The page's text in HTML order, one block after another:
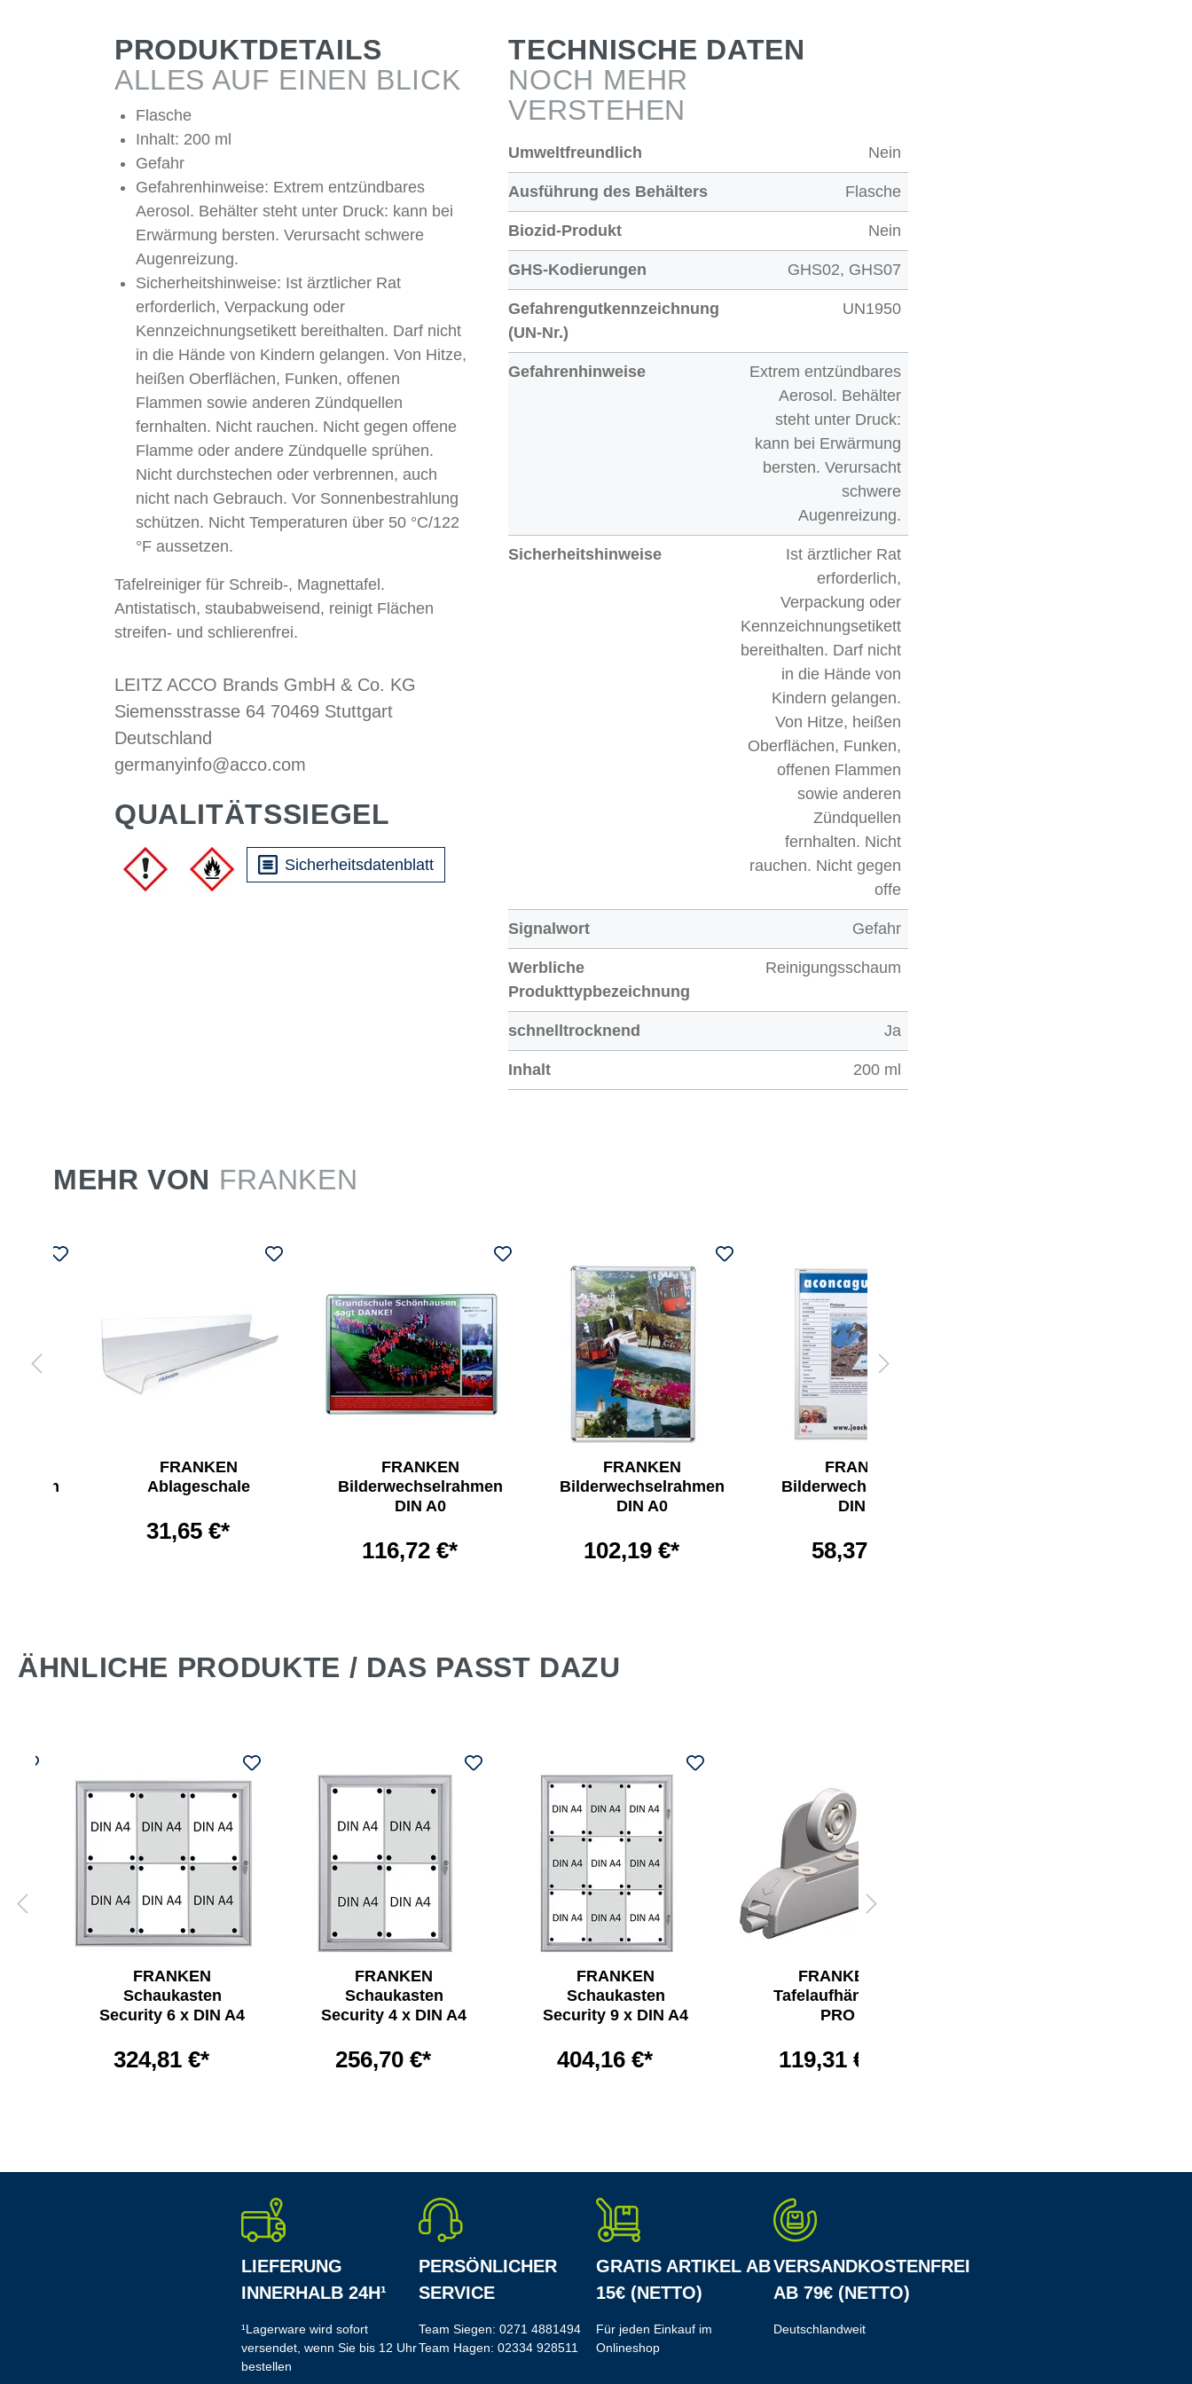
PRODUKTDETAILS
ALLES AUF EINEN BLICK
Flasche
Inhalt: 200 ml
Gefahr
Gefahrenhinweise: Extrem entzündbares
Aerosol. Behälter steht unter Druck: kann bei
Erwärmung bersten. Verursacht schwere
Augenreizung.
Sicherheitshinweise: Ist ärztlicher Rat
erforderlich, Verpackung oder
Kennzeichnungsetikett bereithalten. Darf nicht
in die Hände von Kindern gelangen. Von Hitze,
heißen Oberflächen, Funken, offenen
Flammen sowie anderen Zündquellen
fernhalten. Nicht rauchen. Nicht gegen offene
Flamme oder andere Zündquelle sprühen.
Nicht durchstechen oder verbrennen, auch
nicht nach Gebrauch. Vor Sonnenbestrahlung
schützen. Nicht Temperaturen über 50 °C/122
°F aussetzen.
Tafelreiniger für Schreib-, Magnettafel.
Antistatisch, staubabweisend, reinigt Flächen
streifen- und schlierenfrei.
LEITZ ACCO Brands GmbH & Co. KG
Siemensstrasse 64 70469 Stuttgart
Deutschland
germanyinfo@acco.com
QUALITÄTSSIEGEL
Sicherheitsdatenblatt
TECHNISCHE DATEN
NOCH MEHR
VERSTEHEN
Umweltfreundlich Nein
Ausführung des Behälters Flasche
Biozid-Produkt Nein
GHS-Kodierungen GHS02, GHS07
Gefahrengutkennzeichnung
(UN-Nr.)
UN1950
Gefahrenhinweise
Extrem entzündbares
Aerosol. Behälter
steht unter Druck:
kann bei Erwärmung
bersten. Verursacht
schwere
Augenreizung.
Sicherheitshinweise
Ist ärztlicher Rat
erforderlich,
Verpackung oder
Kennzeichnungsetikett
bereithalten. Darf nicht
in die Hände von
Kindern gelangen.
Von Hitze, heißen
Oberflächen, Funken,
offenen Flammen
sowie anderen
Zündquellen
fernhalten. Nicht
rauchen. Nicht gegen
offe
Signalwort Gefahr
Werbliche
Produkttypbezeichnung
Reinigungsschaum
schnelltrocknend Ja
Inhalt 200 ml
MEHR VON FRANKEN
FRANKEN
Ablageschale
31,65 €*
FRANKEN
Bilderwechselrahmen
DIN A0
116,72 €*
FRANKEN
Bilderwechselrahmen
DIN A0
102,19 €*
FRANKEN
Bilderwechselrahmen
DIN A1
58,37 €*
ÄHNLICHE PRODUKTE / DAS PASST DAZU
FRANKEN
Schaukasten
Security 6 x DIN A4
324,81 €*
FRANKEN
Schaukasten
Security 4 x DIN A4
256,70 €*
FRANKEN
Schaukasten
Security 9 x DIN A4
404,16 €*
FRANKEN
Tafelaufhängung
PRO
119,31 €*
LIEFERUNG
INNERHALB 24H¹
¹Lagerware wird sofort
versendet, wenn Sie bis 12 Uhr
bestellen
PERSÖNLICHER
SERVICE
Team Siegen: 0271 4881494
Team Hagen: 02334 928511
GRATIS ARTIKEL AB
15€ (NETTO)
Für jeden Einkauf im
Onlineshop
VERSANDKOSTENFREI
AB 79€ (NETTO)
Deutschlandweit